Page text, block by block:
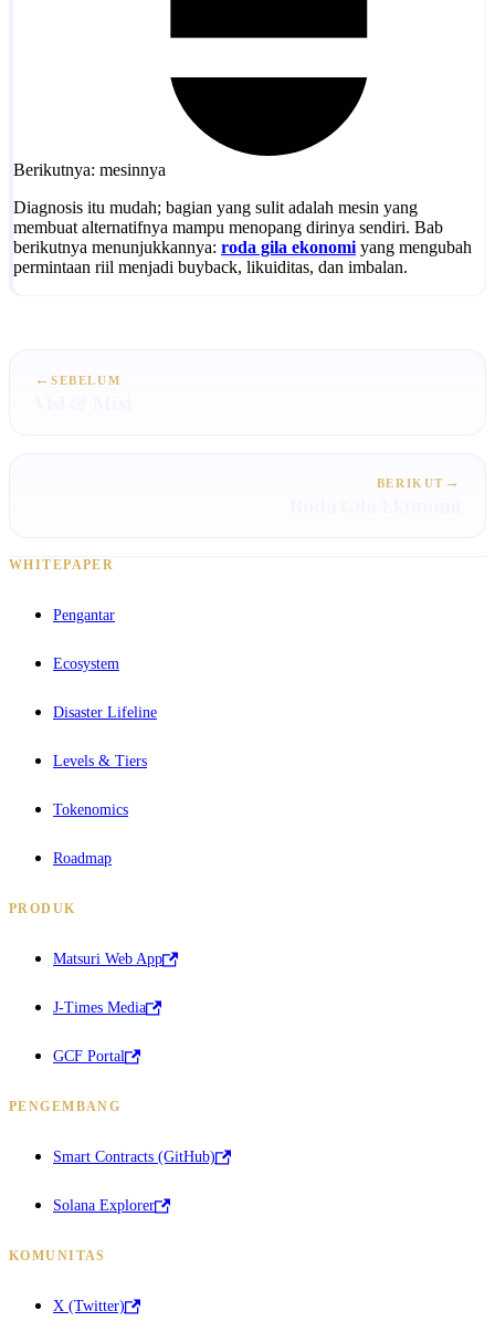
Berikutnya: mesinnya
Diagnosis itu mudah; bagian yang sulit adalah mesin yang
membuat alternatifnya mampu menopang dirinya sendiri. Bab
berikutnya menunjukkannya: roda gila ekonomiyang mengubah
permintaan riil menjadi buyback, likuiditas, dan imbalan.
←SEBELUM
BERIKUT →
WHITEPAPER
Pengantar
Ecosystem
Disaster Lifeline
Levels & Tiers
Tokenomics
Roadmap
PRODUK
Matsuri Web App
J-Times Media
GCF Portal
PENGEMBANG
Smart Contracts (GitHub)
Solana Explorer
KOMUNITAS
X (Twitter)